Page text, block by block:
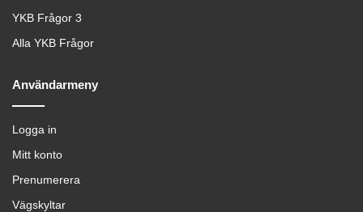
YKB Frågor 3
Alla YKB Frågor
Användarmeny
Logga in
Mitt konto
Prenumerera
Vägskyltar